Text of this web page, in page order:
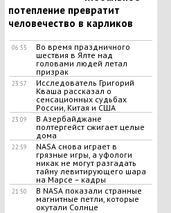
потепление превратит
человечество в карликов
06:55
Во время праздничного
шествия в Ялте над
головами людей летал
призрак
23:57
Исследователь Григорий
Кваша рассказал о
сенсационных судьбах
России, Китая и США
23:09
В Азербайджане
полтергейст сжигает целые
дома
22:59
NASA снова играет в
грязные игры, а уфологи
никак не могут разгадать
тайну левитирующего шара
на Марсе – кадры
21:50
В NASA показали странные
магнитные петли, которые
окутали Солнце